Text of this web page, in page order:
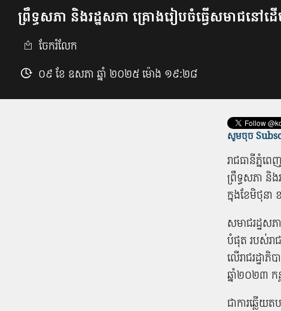
ព្រឹទ្ធសភា​ និង​រដ្ឋសភា ​គ្រោង​រៀបចំ​ធ្វើ​សមាជ​នៅ​
ចែករំលែក
០៩ ខែ ឧសភា ឆ្នាំ ២០២៥ ម៉ោង ១៩:២៨
សូមចុច
រាជធានី​ភ្នំ
ព្រឹទ្ធសភា​ និង​
ក្នុង​ខែមិថុនា​
សមាជ​រដ្ឋសភ
បំផុត របស់​រា
លើ​រាជរដ្ឋា
ឆ្នាំ​២០២៣ ក
ជា​ការ​ឆ្លើយ​